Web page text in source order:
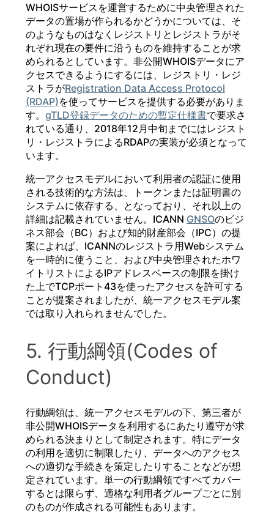
WHOISサービスを運営するために中央管理された
データの置場が作られるかどうかについては、そ
のようなものはなくレジストリとレジストラがそ
れぞれ現在の要件に沿うものを維持することが求
められるとしています。非公開WHOISデータにア
クセスできるようにするには、レジストリ・レジ
ストラがRegistration Data Access Protocol
(RDAP)を使ってサービスを提供する必要がありま
す。 gTLD登録データのための暫定仕様書で要求さ
れている通り、2018年12月中旬までにはレジスト
リ・レジストラによるRDAPの実装が必須となって
います。
統一アクセスモデルにおいて利用者の認証に使用
される技術的な方法は、トークンまたは証明書の
システムに依存する、となっており、それ以上の
詳細は記載されていません。ICANN GNSOのビジ
ネス部会（BC）および知的財産部会（IPC）の提
案によれば、ICANNのレジストラ用Webシステム
を一時的に使うこと、および中央管理されたホワ
イトリストによるIPアドレスベースの制限を掛け
た上でTCPポート43を使ったアクセスを許可する
ことが提案されましたが、統一アクセスモデル案
では取り入れられませんでした。
5. 行動綱領(Codes of
Conduct)
行動綱領は、統一アクセスモデルの下、第三者が
非公開WHOISデータを利用するにあたり遵守が求
められる決まりとして制定されます。特にデータ
の利用を適切に制限したり、データへのアクセス
への適切な手続きを策定したりすることなどが想
定されています。単一の行動綱領ですべてカバー
するとは限らず、適格な利用者グループごとに別
のものが作成される可能性もあります。